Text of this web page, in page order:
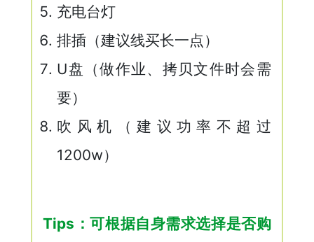
充电台灯
排插（建议线买长一点）
U盘（做作业、拷贝文件时会需
要）
吹风机（建议功率不超过
1200w）
Tips：可根据自身需求选择是否购